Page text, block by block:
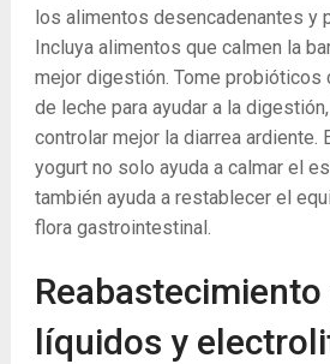
los alimentos desencadenantes y
Incluya alimentos que calmen la
mejor digestión. Tome probióticos
de leche para ayudar a la
controlar mejor la diarrea ardiente.
yogurt no solo ayuda a calmar el
también ayuda a restablecer el
flora gastrointestinal.
Reabastecimiento
líquidos y